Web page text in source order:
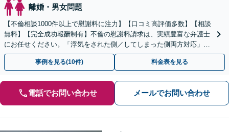
離婚・男女問題
【不倫相談1000件以上で慰謝料に注力】【口コミ高評価多数】【相談
無料】【完全成功報酬制有】不倫の慰謝料請求は、実績豊富な弁護士
にお任せください。「浮気をされた側／してしまった側両方対応」人
情派弁護士！
事例を見る(10件) 料金表を見る
電話でお問い合わせ メールでお問い合わせ